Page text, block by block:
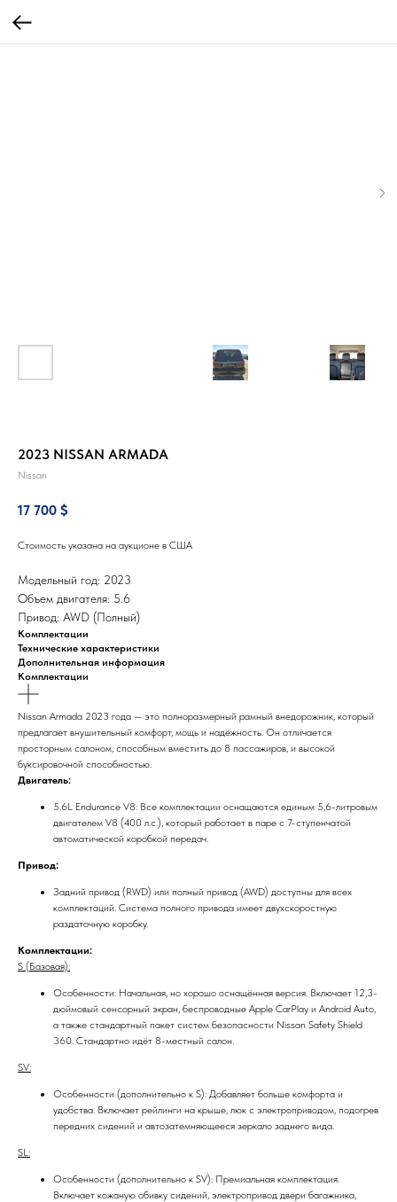
2023 NISSAN ARMADA
Nissan
17 700 $
Стоимость указана на аукционе в США
Модельный год: 2023
Объем двигателя: 5.6
Привод: AWD (Полный)
Комплектации
Технические характеристики
Дополнительная информация
Комплектации
Nissan Armada 2023 года — это полноразмерный рамный внедорожник, который
предлагает внушительный комфорт, мощь и надёжность. Он отличается
просторным салоном, способным вместить до 8 пассажиров, и высокой
буксировочной способностью.
Двигатель:
5.6L Endurance V8: Все комплектации оснащаются единым 5,6-литровым
двигателем V8 (400 л.с.), который работает в паре с 7-ступенчатой
автоматической коробкой передач.
Привод:
Задний привод (RWD) или полный привод (AWD) доступны для всех
комплектаций. Система полного привода имеет двухскоростную
раздаточную коробку.
Комплектации:
S (Базовая):
Особенности: Начальная, но хорошо оснащённая версия. Включает 12,3-
дюймовый сенсорный экран, беспроводные Apple CarPlay и Android Auto,
а также стандартный пакет систем безопасности Nissan Safety Shield
360. Стандартно идёт 8-местный салон.
SV:
Особенности (дополнительно к S): Добавляет больше комфорта и
удобства. Включает рейлинги на крыше, люк с электроприводом, подогрев
передних сидений и автозатемняющееся зеркало заднего вида.
SL:
Особенности (дополнительно к SV): Премиальная комплектация.
Включает кожаную обивку сидений, электропривод двери багажника,